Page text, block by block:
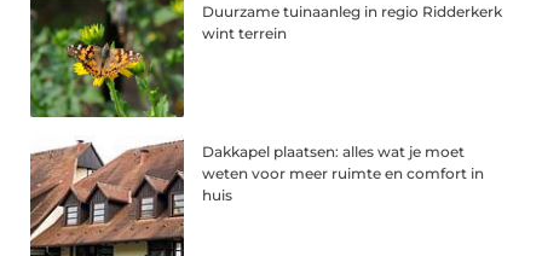
Duurzame tuinaanleg in regio Ridderkerk
wint terrein
Dakkapel plaatsen: alles wat je moet
weten voor meer ruimte en comfort in
huis